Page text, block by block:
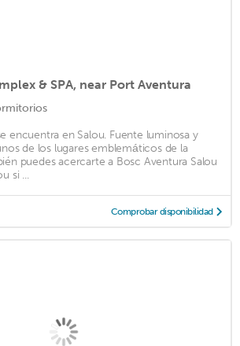
& SPA, near Port Aventura
encuentra en Salou. Fuente luminosa y
de los lugares emblemáticos de la
puedes acercarte a Bosc Aventura Salou
si ...
Comprobar disponibilidad